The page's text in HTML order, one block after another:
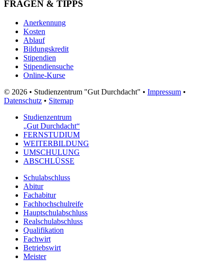
FRAGEN & TIPPS
Anerkennung
Kosten
Ablauf
Bildungskredit
Stipendien
Stipendiensuche
Online-Kurse
© 2026 • Studienzentrum "Gut Durchdacht" • Impressum •
Datenschutz • Sitemap
Studienzentrum
„Gut Durchdacht“
FERNSTUDIUM
WEITERBILDUNG
UMSCHULUNG
ABSCHLÜSSE
Schulabschluss
Abitur
Fachabitur
Fachhochschulreife
Hauptschulabschluss
Realschulabschluss
Qualifikation
Fachwirt
Betriebswirt
Meister